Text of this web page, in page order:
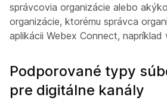
správcovia organizácie alebo
organizácie, ktorému správca
aplikácii Webex Connect,
Podporované typy
pre digitálne kanály